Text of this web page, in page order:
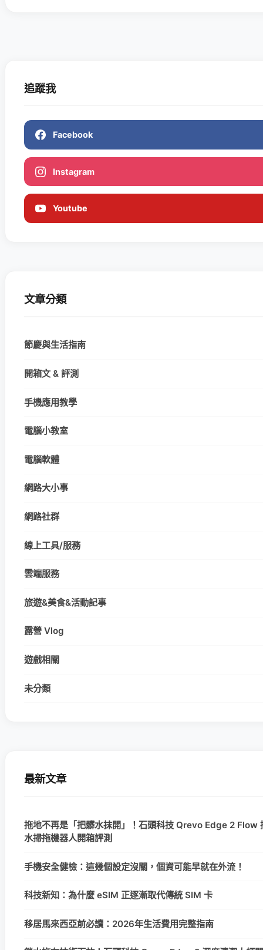
追蹤我
Facebook
Instagram
Youtube
文章分類
節慶與生活指南
開箱文 & 評測
手機應用教學
電腦小教室
電腦軟體
網路大小事
網路社群
線上工具/服務
雲端服務
旅遊&美食&活動記事
露營 Vlog
遊戲相關
未分類
最新文章
拖地不再是「把髒水抹開」！石頭科技 Qrevo Edge 2 Flow
水掃拖機器人開箱評測
手機安全健檢：這幾個設定沒關，個資可能早就在外流！
科技新知：為什麼 eSIM 正逐漸取代傳統 SIM 卡
移居馬來西亞前必讀：2026年生活費用完整指南